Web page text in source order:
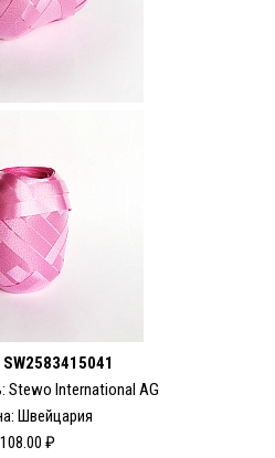
SW2583415041
Stewo International AG
Швейцария
108.00 ₽